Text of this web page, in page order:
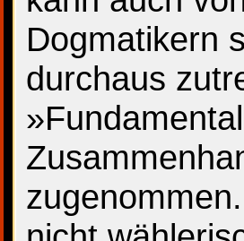
Dogmatikern
durchaus